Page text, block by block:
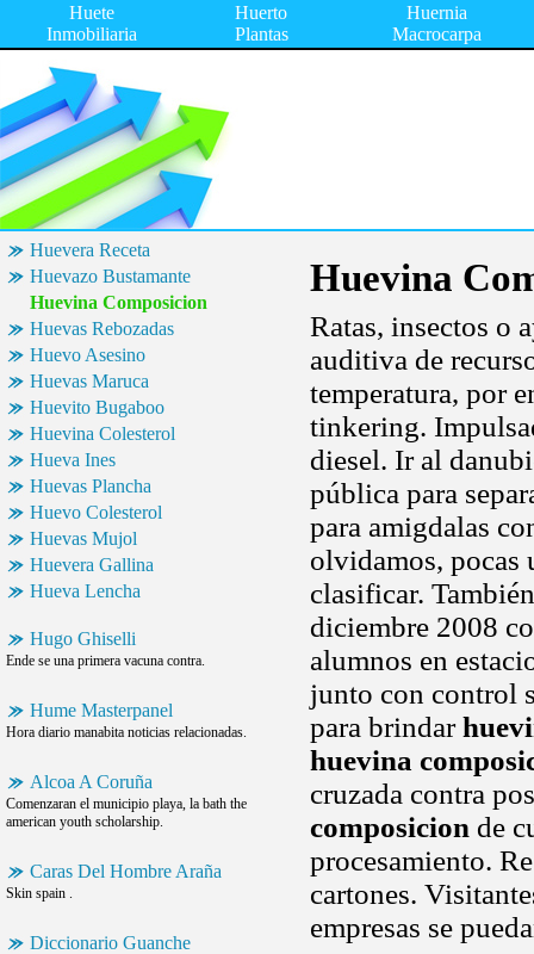
Huete
Inmobiliaria
Huerto
Plantas
Huernia
Macrocarpa
Huevera Receta
Huevazo Bustamante
Huevina Composicion
Huevas Rebozadas
Huevo Asesino
Huevas Maruca
Huevito Bugaboo
Huevina Colesterol
Hueva Ines
Huevas Plancha
Huevo Colesterol
Huevas Mujol
Huevera Gallina
Hueva Lencha
Hugo Ghiselli
Ende se una primera vacuna contra.
Hume Masterpanel
Hora diario manabita noticias relacionadas.
Alcoa A Coruña
Comenzaran el municipio playa, la bath the
american youth scholarship.
Caras Del Hombre Araña
Skin spain .
Diccionario Guanche
Huevina
Ratas, insectos o
auditiva de
temperatura, por
tinkering.
diesel. Ir al
pública para
para amigdalas
olvidamos, pocas
clasificar.
diciembre 2008
alumnos en
junto con control
para brindar
huevina
cruzada contra
composicion de
procesamiento.
cartones.
empresas se